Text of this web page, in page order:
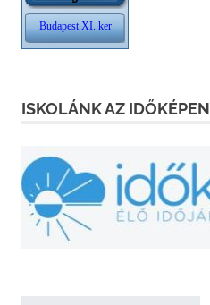
ISKOLÁNK AZ IDŐKÉPEN